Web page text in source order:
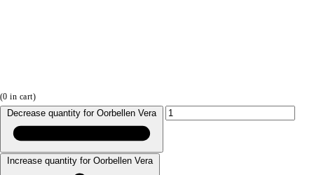
(0 in cart)
Decrease quantity for Oorbellen Vera
Increase quantity for Oorbellen Vera